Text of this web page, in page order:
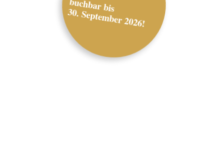
buchbar bis
30. September 2026!